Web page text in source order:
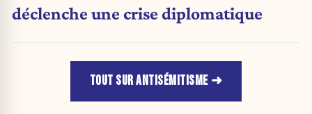
déclenche une crise diplomatique
TOUT SUR ANTISÉMITISME